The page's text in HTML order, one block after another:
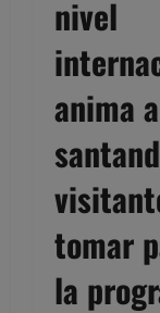
nivel
anima a
tomar
la